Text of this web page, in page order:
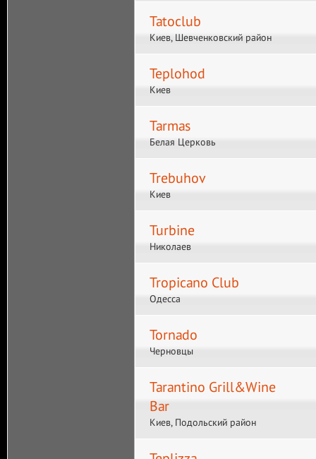
Tatoclub
Киев, Шевченковский район
Teplohod
Киев
Tarmas
Белая Церковь
Trebuhov
Киев
Turbine
Николаев
Tropicano Club
Одесса
Tornado
Черновцы
Tarantino Grill&Wine
Bar
Киев, Подольский район